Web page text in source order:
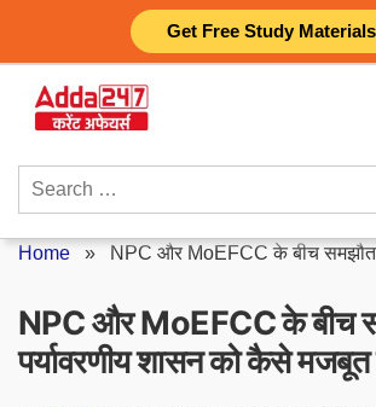
Get Free Study Materials
content
Search
Home » NPC और MoEFCC के बीच
NPC और MoEFCC के बीच
पर्यावरणीय शासन को कैसे